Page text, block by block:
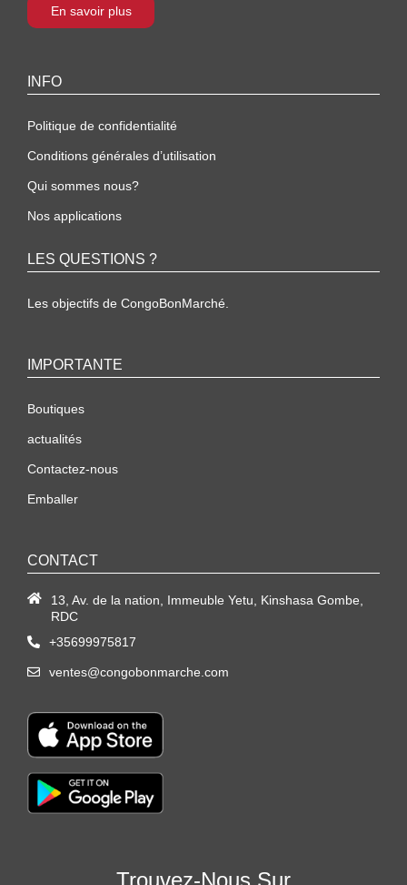
En savoir plus
INFO
Politique de confidentialité
Conditions générales d’utilisation
Qui sommes nous?
Nos applications
LES QUESTIONS ?
Les objectifs de CongoBonMarché.
IMPORTANTE
Boutiques
actualités
Contactez-nous
Emballer
CONTACT
13, Av. de la nation, Immeuble Yetu, Kinshasa Gombe,
RDC
+35699975817
ventes@congobonmarche.com
Trouvez-Nous Sur